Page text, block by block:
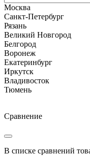
Москва
Санкт-Петербург
Рязань
Великий Новгород
Белгород
Воронеж
Екатеринбург
Иркутск
Владивосток
Тюмень
Сравнение
В списке сравнений